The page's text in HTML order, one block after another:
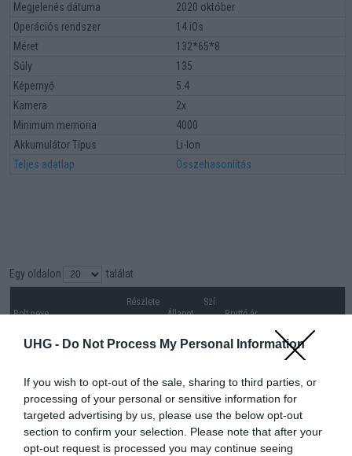
UHG - Do Not Process My Personal Information
If you wish to opt-out of the sale, sharing to third parties, or
processing of your personal or sensitive information for
targeted advertising by us, please use the below opt-out
section to confirm your selection. Please note that after your
opt-out request is processed you may continue seeing
Megjelenés dátuma
2020 október
Operációs rendszer
14 iOs
Méret
132*65*8
Súly
135
Képernyő
5.4
Kamera
2x
Minimum memoria
4000
Akkumulátor Típus
Li-Ion
Teljes adatlap
Összehasonlítás
Egy oldalon találat
Bolt neve
Részlete
Állapot
Szí
Bruttó ár
Mobil Adás-Vétel
Árpád
részlete
haszná
lt
60 000
Ft
(ne. 60
000)
Tovább a
bolthoz